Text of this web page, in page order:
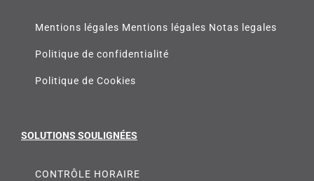
Mentions légales Mentions légales Notas legales
Politique de confidentialité
Politique de Cookies
SOLUTIONS SOULIGNÉES
CONTRÔLE HORAIRE